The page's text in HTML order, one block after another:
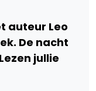
auteur Leo
De nacht
jullie